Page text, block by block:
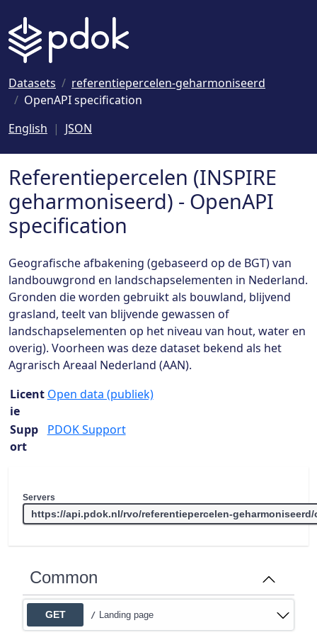
Datasets
referentiepercelen-geharmoniseerd
OpenAPI specification
English
JSON
Referentiepercelen (INSPIRE
geharmoniseerd) - OpenAPI
specification
Geografische afbakening (gebaseerd op de BGT) van
landbouwgrond en landschapselementen in Nederland.
Gronden die worden gebruikt als bouwland, blijvend
grasland, teelt van blijvende gewassen of
landschapselementen op het niveau van hout, water en
overig). Voorheen was deze dataset bekend als het
Agrarisch Areaal Nederland (AAN).
Licent
ie
Open data (publiek)
Supp
ort
PDOK Support
Servers
Common
GET / Landing page